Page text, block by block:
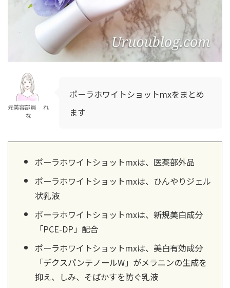
元美容部員 れ
な
ポーラホワイトショットmxをまとめ
ます
ポーラホワイトショットmxは、医薬部外品
ポーラホワイトショットmxは、ひんやりジェル
状乳液
ポーラホワイトショットmxは、新規美白成分
「PCE-DP」配合
ポーラホワイトショットmxは、美白有効成分
「デクスパンテノールW」がメラニンの生成を
抑え、しみ、そばかすを防ぐ乳液